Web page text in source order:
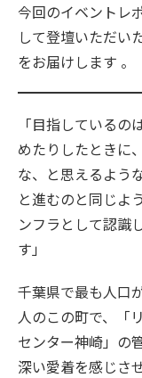
今回のイベントレ
して登壇いただい
をお届けします 。
「目指している
めたりしたときに
な、と思えるよう
と進むのと同じよ
ンフラとして認識
す」
千葉県で最も人口
人のこの町で、「
センター神崎」の
深い愛着を感じさ